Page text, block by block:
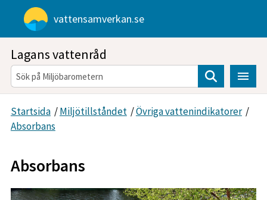
Gå direkt till sidans innehåll
vattensamverkan.se
Lagans vattenråd
Sök
Startsida /Miljötillståndet /Övriga vattenindikatorer /
Absorbans
Absorbans